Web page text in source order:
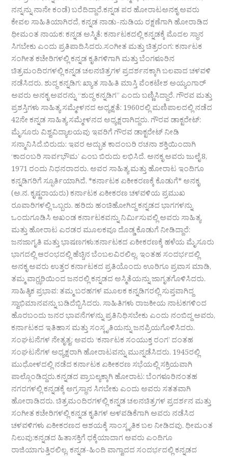
ನನ್ನನ್ನು ನಾನೇ ಕಂಡೆ) ಬರೆದಿದ್ದಾರೆ.ಕನ್ನಡ ಪರ ಹೋರಾಟಅನಕೃ ಅವರು
ಕೇವಲ ಸಾಹಿತಿಯಾಗಿರದೆ, ಕನ್ನಡ ನಾಡು-ನುಡಿಯ ರಕ್ಷಣೆಗಾಗಿ ಹೋರಾಡಿದ
ಧೀಮಂತ ನಾಯಕ: ಕನ್ನಡ ಅಸ್ಮಿತೆ: ಕರ್ನಾಟಕದಲ್ಲಿ ಕನ್ನಡಕ್ಕೆ ಮೊದಲ ಸ್ಥಾನ
ಸಿಗಬೇಕು ಎಂದು ಪ್ರತಿಪಾದಿಸಿದರು.ಸಂಗೀತ ಮತ್ತು ಚಿತ್ರರಂಗ: ಕರ್ನಾಟಕ
ಸಂಗೀತ ಕಚೇರಿಗಳಲ್ಲಿ ಕನ್ನಡ ಕೃತಿಗಳಿಗಾಗಿ ಮತ್ತು ಬೆಂಗಳೂರಿನ
ಚಿತ್ರಮಂದಿರಗಳಲ್ಲಿ ಕನ್ನಡ ಚಲನಚಿತ್ರಗಳ ಪ್ರದರ್ಶನಕ್ಕಾಗಿ ಬಲವಾದ ಚಳವಳಿ
ನಡೆಸಿದರು. ಶುದ್ಧ ಕನ್ನಡಿಗ: ಖ್ಯಾತ ಸಾಹಿತಿ ಮಾಸ್ತಿ ವೆಂಕಟೇಶ ಅಯ್ಯಂಗಾರ್
ಅವರು ಅನಕೃ ಅವರನ್ನು “ಶುದ್ಧ ಕನ್ನಡಿಗ” ಎಂದು ಬಣ್ಣಿಸಿದ್ದಾರೆ. ಗೌರವ ಮತ್ತು
ಪ್ರಶಸ್ತಿಗಳು ಸಾಹಿತ್ಯ ಸಮ್ಮೇಳನದ ಅಧ್ಯಕ್ಷತೆ: 1960ರಲ್ಲಿ ಮಣಿಪಾಲದಲ್ಲಿ ನಡೆದ
42ನೇ ಕನ್ನಡ ಸಾಹಿತ್ಯ ಸಮ್ಮೇಳನದ ಅಧ್ಯಕ್ಷರಾಗಿದ್ದರು. ಗೌರವ ಡಾಕ್ಟರೇಟ್:
ಮೈಸೂರು ವಿಶ್ವವಿದ್ಯಾಲಯವು ಇವರಿಗೆ ಗೌರವ ಡಾಕ್ಟರೇಟ್ ನೀಡಿ
ಸನ್ಮಾನಿಸಿದೆ.ಬಿರುದು: ಇವರ ಅದ್ಭುತ ಕಾದಂಬರಿ ರಚನಾ ಶಕ್ತಿಯಿಂದಾಗಿ
‘ಕಾದಂಬರಿ ಸಾರ್ವಭೌಮ’ ಎಂಬ ಬಿರುದು ಲಭಿಸಿದೆ. ಅನಕೃ ಅವರು ಜುಲೈ 8,
1971 ರಂದು ನಿಧನರಾದರು. ಅವರ ಸಾಹಿತ್ಯ ಮತ್ತು ಹೋರಾಟ ಇಂದಿಗೂ
ಕನ್ನಡಿಗರಿಗೆ ಸ್ಫೂರ್ತಿಯಾಗಿದೆ. *ಕರ್ನಾಟಕ ಏಕೀಕರಣಕ್ಕೆ ಕೊಡುಗೆ* ಅನಕೃ
(ಅ.ನ. ಕೃಷ್ಣರಾಯರು) ಕರ್ನಾಟಕ ಏಕೀಕರಣ ಚಳವಳಿಯ ಪ್ರಮುಖ
ರೂವಾರಿಗಳಲ್ಲಿ ಒಬ್ಬರು. ಹರಿದು ಹಂಚಿಹೋಗಿದ್ದ ಕನ್ನಡದ ಭಾಗಗಳನ್ನು
ಒಂದುಗೂಡಿಸಿ ಅಖಂಡ ಕರ್ನಾಟಕವನ್ನು ನಿರ್ಮಿಸುವಲ್ಲಿ ಅವರು ಸಾಹಿತ್ಯ
ಮತ್ತು ಹೋರಾಟ ಎರಡರ ಮೂಲಕವೂ ದೊಡ್ಡ ಕೊಡುಗೆ ನೀಡಿದ್ದಾರೆ:
ಜನಜಾಗೃತಿ ಮತ್ತು ಭಾಷಣಗಳು:ಕರ್ನಾಟಕದ ಏಕೀಕರಣಕ್ಕೆ ಹಳೆಯ ಮೈಸೂರು
ಭಾಗದಲ್ಲಿ ಆರಂಭದಲ್ಲಿ ಹೆಚ್ಚಿನ ಬೆಂಬಲವಿರಲಿಲ್ಲ. ಇಂತಹ ಸಂದರ್ಭದಲ್ಲಿ
ಅನಕೃ ಅವರು ಉತ್ತರ ಕರ್ನಾಟಕದ ಪ್ರತಿಯೊಂದು ಊರಿಗೂ ಪ್ರವಾಸ ಮಾಡಿ,
ತಮ್ಮ ವಾಗ್ಝರಿಯಿಂದ ಜನರಲ್ಲಿ ಕನ್ನಡದ ಅಸ್ಮಿತೆಯನ್ನು ಜಾಗೃತಗೊಳಿಸಿದರು.
ಸಾಹಿತ್ಯಿಕ ಪ್ರಭಾವ: ತಮ್ಮ ಬರಹಗಳ ಮೂಲಕ ಕನ್ನಡಿಗರಲ್ಲಿ ಸುಪ್ತವಾಗಿದ್ದ
ಸ್ವಾಭಿಮಾನವನ್ನು ಬಡಿದೆಬ್ಬಿಸಿದರು. ಸಾಹಿತಿಗಳು ರಾಜಕೀಯ ನಾಟಕಗಳಿಂದ
ಹೊರಬಂದು ಜನರ ಭಾವನೆಗಳನ್ನು ಪ್ರತಿನಿಧಿಸಬೇಕು ಎಂದು ನಂಬಿದ್ದ ಅವರು,
ಕರ್ನಾಟಕದ ಇತಿಹಾಸ ಮತ್ತು ಸಂಸ್ಕೃತಿಯನ್ನು ಜನಪ್ರಿಯಗೊಳಿಸಿದರು.
ಸಂಘಟನೆಗಳ ನೇತೃತ್ವ: ಅವರು ‘ಕರ್ನಾಟಕ ಸಂಯುಕ್ತ ರಂಗ’ ದಂತಹ
ಸಂಘಟನೆಗಳ ಅಧ್ಯಕ್ಷರಾಗಿ ಹೋರಾಟವನ್ನು ಮುನ್ನಡೆಸಿದರು. 1945ರಲ್ಲಿ
ಮುಧೋಳದಲ್ಲಿ ನಡೆದ ಕರ್ನಾಟಕ ಏಕೀಕರಣ ಸಭೆಯಲ್ಲಿ ಸಕ್ರಿಯವಾಗಿ
ಪಾಲ್ಗೊಂಡಿದ್ದರು.ಕನ್ನಡದ ಪ್ರಾಬಲ್ಯಕ್ಕಾಗಿ ಹೋರಾಟ: ಬೆಂಗಳೂರಿನಂತಹ
ನಗರಗಳಲ್ಲಿ ಕನ್ನಡಕ್ಕೆ ಅಗ್ರಸ್ಥಾನ ಸಿಗಬೇಕು ಎಂದು ಅವರು ಸತತವಾಗಿ
ಹೋರಾಡಿದರು. ಚಿತ್ರಮಂದಿರಗಳಲ್ಲಿ ಕನ್ನಡ ಚಲನಚಿತ್ರಗಳ ಪ್ರದರ್ಶನ ಮತ್ತು
ಸಂಗೀತ ಕಚೇರಿಗಳಲ್ಲಿ ಕನ್ನಡ ಕೃತಿಗಳ ಅಳವಡಿಕೆಗಾಗಿ ಅವರು ನಡೆಸಿದ
ಚಳವಳಿಗಳು ಏಕೀಕರಣದ ಆಶಯಕ್ಕೆ ಸಾಂಸ್ಕೃತಿಕ ಬಲ ನೀಡಿದವು. ಧೀಮಂತ
ನಿಲುವು:ಕನ್ನಡದ ಹಿತಾಸಕ್ತಿಗೆ ಧಕ್ಕೆಯಾದಾಗ ಅವರು ಎಂದಿಗೂ
ರಾಜಿಯಾಗುತ್ತಿರಲಿಲ್ಲ. ಕನ್ನಡ-ಹಿಂದಿ ವಾಗ್ವಾದದ ಸಂದರ್ಭದಲ್ಲಿ ಕನ್ನಡದ